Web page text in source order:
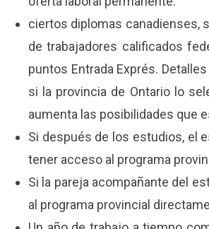
ciertos diplomas canadienses,
de trabajadores calificados
puntos Entrada Exprés. Detalles
si la provincia de Ontario lo
aumenta las posibilidades que
Si después de los estudios, el
tener acceso al programa
Si la pareja acompañante del
al programa provincial